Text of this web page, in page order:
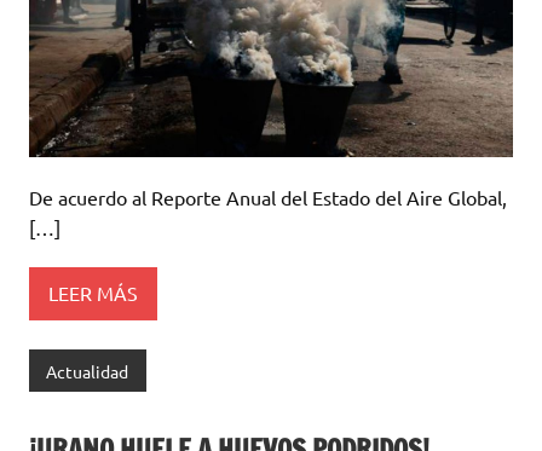
De acuerdo al Reporte Anual del Estado del Aire Global,
[…]
LEER MÁS
Actualidad